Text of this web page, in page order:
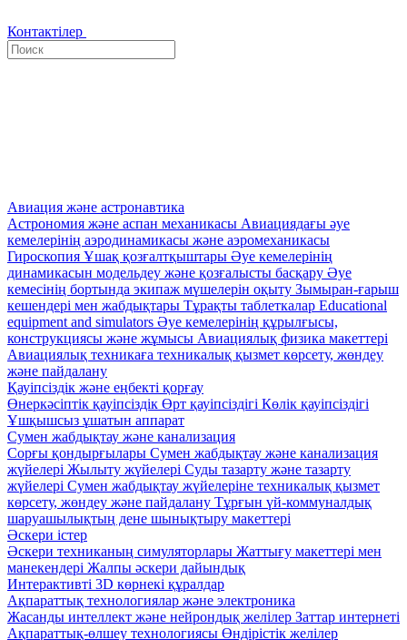
Контактілер
Авиация және астронавтика
Астрономия және аспан механикасы Авиациядағы әуе
кемелерінің аэродинамикасы және аэромеханикасы
Гироскопия Ұшақ қозғалтқыштары Әуе кемелерінің
динамикасын модельдеу және қозғалысты басқару Әуе
кемесінің бортында экипаж мүшелерін оқыту Зымыран-ғарыш
кешендері мен жабдықтары Тұрақты таблеткалар Educational
equipment and simulators Әуе кемелерінің құрылғысы,
конструкциясы және жұмысы Авиациялық физика макеттері
Авиациялық техникаға техникалық қызмет көрсету, жөндеу
және пайдалану
Қауіпсіздік және еңбекті қорғау
Өнеркәсіптік қауіпсіздік Өрт қауіпсіздігі Көлік қауіпсіздігі
Ұшқышсыз ұшатын аппарат
Сумен жабдықтау және канализация
Сорғы қондырғылары Сумен жабдықтау және канализация
жүйелері Жылыту жүйелері Суды тазарту және тазарту
жүйелері Сумен жабдықтау жүйелеріне техникалық қызмет
көрсету, жөндеу және пайдалану Тұрғын үй-коммуналдық
шаруашылықтың дене шынықтыру макеттері
Әскери істер
Әскери техниканың симуляторлары Жаттығу макеттері мен
манекендері Жалпы әскери дайындық
Интерактивті 3D көрнекі құралдар
Ақпараттық технологиялар және электроника
Жасанды интеллект және нейрондық желілер Заттар интернеті
Ақпараттық-өлшеу технологиясы Өндірістік желілер